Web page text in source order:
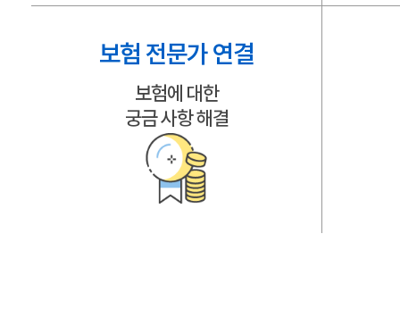
보험 전문가 연결
보험에 대한
궁금 사항 해결